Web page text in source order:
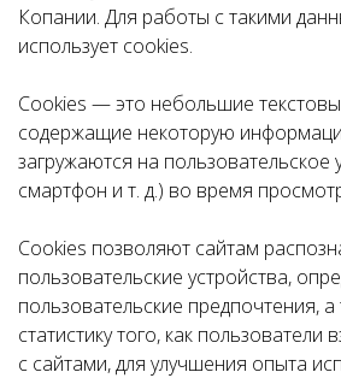
Копании. Для работы с такими
использует cookies.
Cookies — это небольшие
содержащие некоторую
загружаются на пользовательское
смартфон и т. д.) во время
Cookies позволяют сайтам
пользовательские устройства,
пользовательские предпочтения,
статистику того, как пользователи
с сайтами, для улучшения опыта